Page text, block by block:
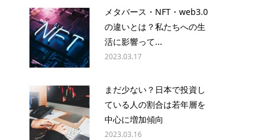
メタバース・NFT・web3.0
の違いとは？私たちへの生
活に影響って...
2023.03.17
まだ少ない？日本で投資し
ている人の割合は若年層を
中心に増加傾向
2023.03.16